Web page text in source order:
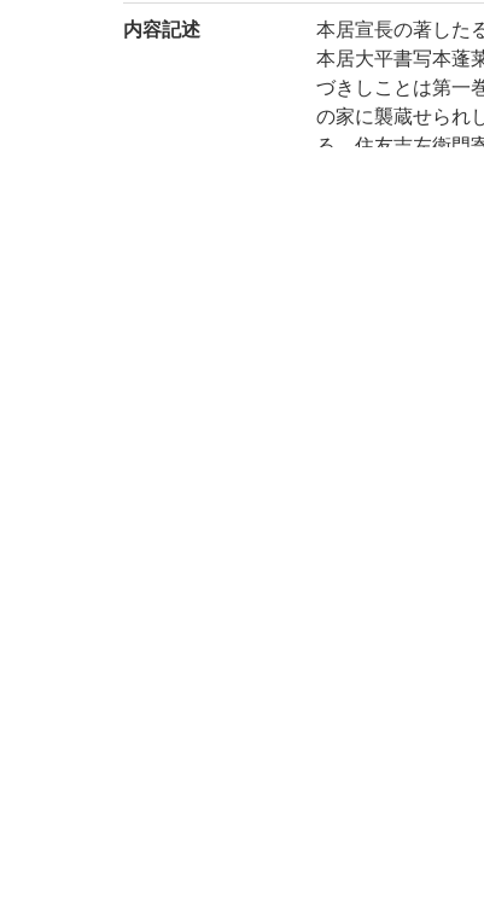
内容記述
本居宣長の著した
本居大平書写本蓬
づきしことは第一
の家に襲蔵せられ
る。住友吉左衛門